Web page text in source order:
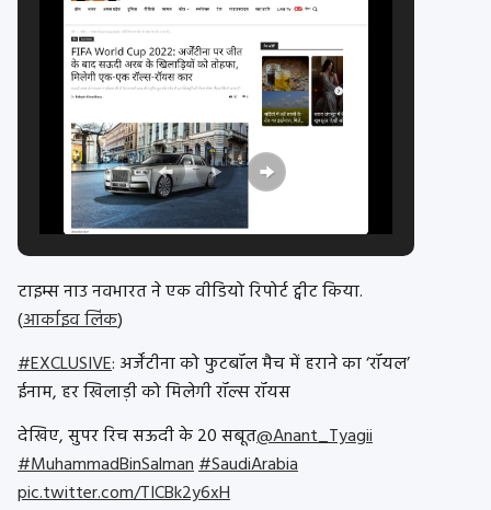
टाइम्स नाउ नवभारत ने एक वीडियो रिपोर्ट ट्वीट किया.
(आर्काइव लिंक)
#EXCLUSIVE: अर्जेंटीना को फुटबॉल मैच में हराने का ‘रॉयल’
ईनाम, हर खिलाड़ी को मिलेगी रॉल्स रॉयस
देखिए, सुपर रिच सऊदी के 20 सबूत@Anant_Tyagii
#MuhammadBinSalman#SaudiArabia
pic.twitter.com/TICBk2y6xH